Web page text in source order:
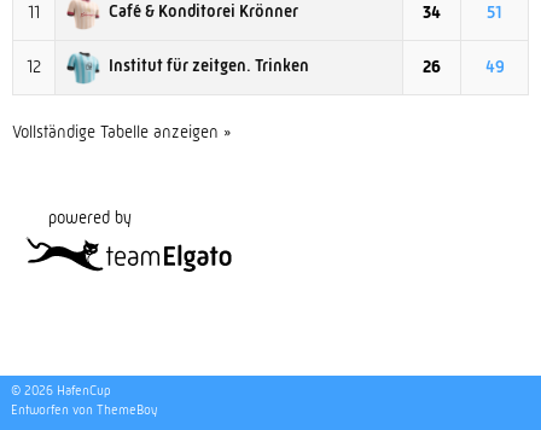
11 Café & Konditorei Krönner 34 51
12 Institut für zeitgen. Trinken 26 49
Vollständige Tabelle anzeigen »
powered by
© 2026 HafenCup
Entworfen von ThemeBoy